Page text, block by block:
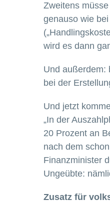
Zweitens
genauso wie
wird es dann
Und außerdem:
bei der
Und jetzt
„In der
20 Prozent an
nach dem
Finanzminister
Ungeübte:
Zusatz für